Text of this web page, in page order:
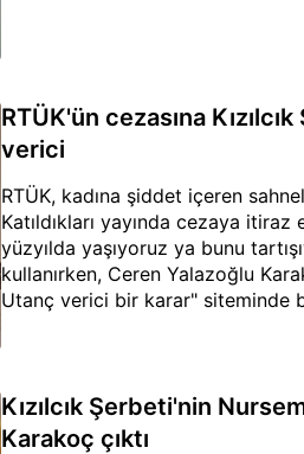
RTÜK'ün cezasına
verici
RTÜK, kadına şiddet içeren
Katıldıkları yayında cezaya
yüzyılda yaşıyoruz ya bunu
kullanırken, Ceren Yalazoğlu
Utanç verici bir karar" siteminde
Kızılcık Şerbeti'nin
Karakoç çıktı